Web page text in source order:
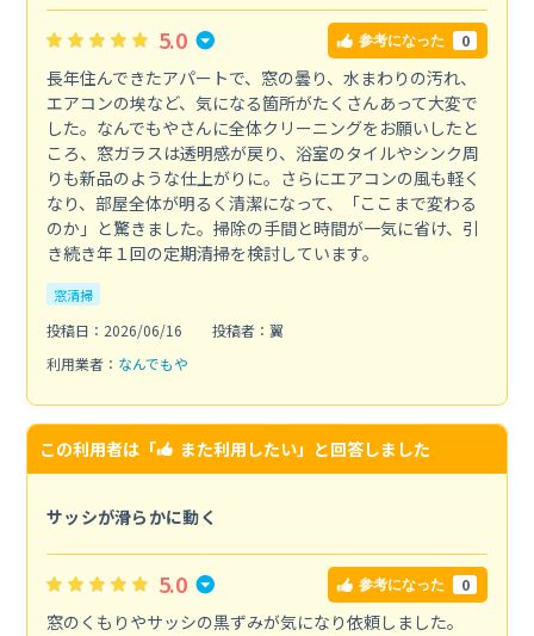
5.0 参考になった 0
長年住んできたアパートで、窓の曇り、水まわりの汚れ、
エアコンの埃など、気になる箇所がたくさんあって大変で
した。なんでもやさんに全体クリーニングをお願いしたと
ころ、窓ガラスは透明感が戻り、浴室のタイルやシンク周
りも新品のような仕上がりに。さらにエアコンの風も軽く
なり、部屋全体が明るく清潔になって、「ここまで変わる
のか」と驚きました。掃除の手間と時間が一気に省け、引
き続き年１回の定期清掃を検討しています。
窓清掃
投稿日：2026/06/16
投稿者：翼
利用業者： なんでもや
この利用者は「 また利用したい」と回答しました
サッシが滑らかに動く
5.0 参考になった 0
窓のくもりやサッシの黒ずみが気になり依頼しました。